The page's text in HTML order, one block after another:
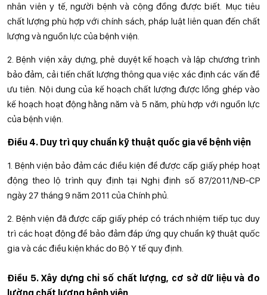
nhân viên y tế, người bệnh và cộng đồng được biết. Mục tiêu
chất lượng phù hợp với chính sách, pháp luật liên quan đến chất
lượng và nguồn lực của bệnh viện.
2. Bệnh viện xây dựng, phê duyệt kế hoạch và lập chương trình
bảo đảm, cải tiến chất lượng thông qua việc xác định các vấn đề
ưu tiên. Nội dung của kế hoạch chất lượng được lồng ghép vào
kế hoạch hoạt động hằng năm và 5 năm, phù hợp với nguồn lực
của bệnh viện.
Điều 4. Duy trì quy chuẩn kỹ thuật quốc gia về bệnh viện
1. Bệnh viện bảo đảm các điều kiện để được cấp giấy phép hoạt
động theo lộ trình quy định tại Nghị định số 87/2011/NĐ-CP
ngày 27 tháng 9 năm 2011 của Chính phủ.
2. Bệnh viện đã được cấp giấy phép có trách nhiệm tiếp tục duy
trì các hoạt động để bảo đảm đáp ứng quy chuẩn kỹ thuật quốc
gia và các điều kiện khác do Bộ Y tế quy định.
Điều 5. Xây dựng chỉ số chất lượng, cơ sở dữ liệu và đo